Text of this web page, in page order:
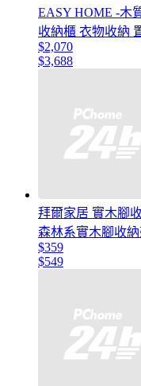
EASY HOME -木
收納櫃 衣物收納
$2,070
$3,688
拜爾家居 實木腳
森林系實木腳收
$359
$549